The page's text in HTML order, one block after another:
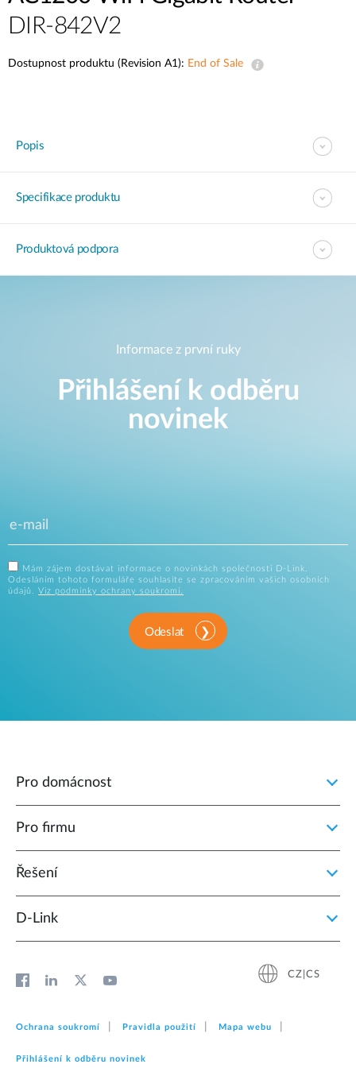
DIR‑842V2
Dostupnost produktu (Revision A1): End of Sale
Popis
Specifikace produktu
Produktová podpora
Informace z první ruky
Přihlášení k odběru
novinek
Mám zájem dostávat informace o novinkách společnosti D-Link.
Odesláním tohoto formuláře souhlasíte se zpracováním vašich osobních
údajů. Viz podmínky ochrany soukromí.
Odeslat
Pro domácnost
Pro firmu
Řešení
D‑Link
CZ|CS
Ochrana soukromí Pravidla použití Mapa webu
Přihlášení k odběru novinek